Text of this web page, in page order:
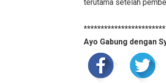
terutama setelah
************************
Ayo Gabung dengan